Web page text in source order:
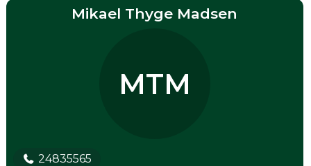
Mikael Thyge Madsen
MTM
24835565